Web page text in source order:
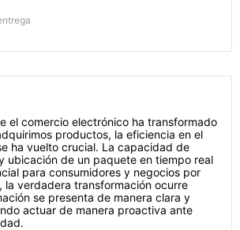
el comercio electrónico ha transformado
productos, la eficiencia en el
ha vuelto crucial. La capacidad de
ubicación de un paquete en tiempo real
para consumidores y negocios por
la verdadera transformación ocurre
se presenta de manera clara y
actuar de manera proactiva ante